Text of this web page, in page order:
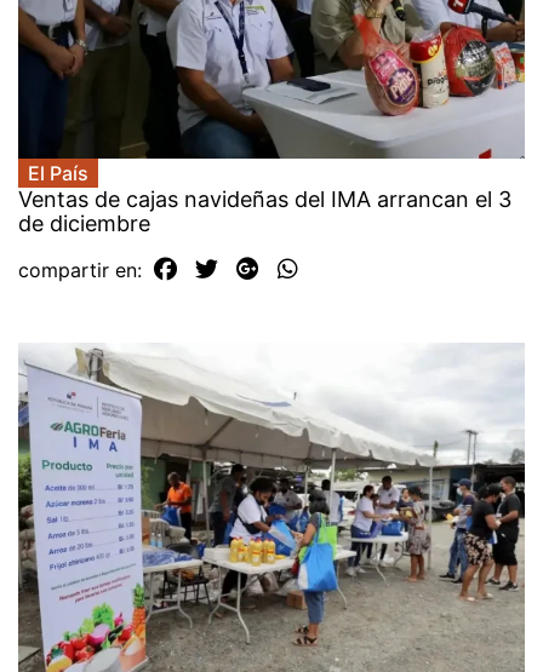
El País
Ventas de cajas navideñas del IMA arrancan el 3
de diciembre
compartir en: